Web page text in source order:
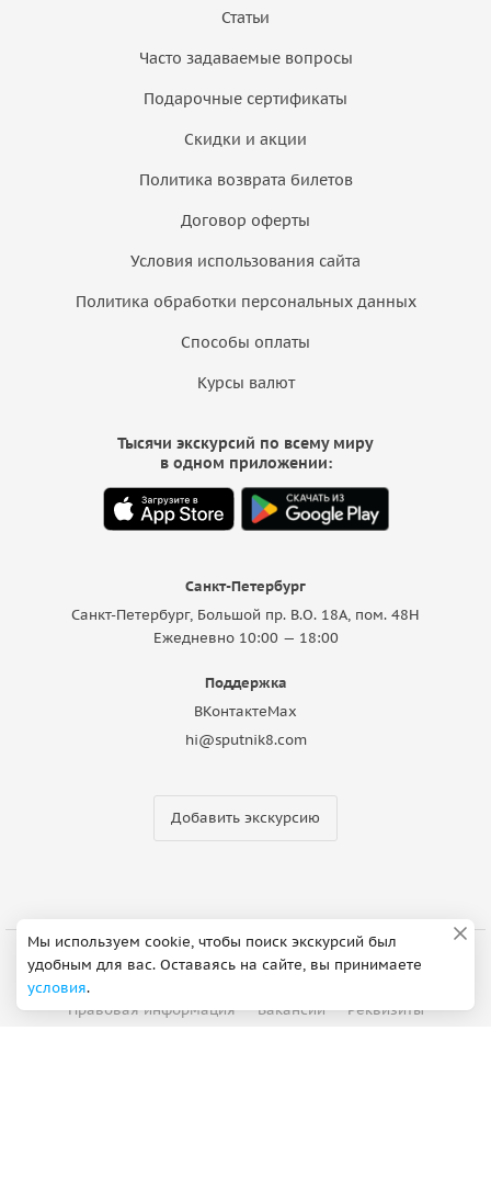
Статьи
Часто задаваемые вопросы
Подарочные сертификаты
Скидки и акции
Политика возврата билетов
Договор оферты
Условия использования сайта
Политика обработки персональных данных
Способы оплаты
Курсы валют
Санкт-Петербург
Санкт-Петербург, Большой пр. В.О. 18A, пом. 48Н
Ежедневно 10:00 — 18:00
Поддержка
ВКонтактеMax
hi@sputnik8.com
Добавить экскурсию
Тысячи экскурсий по всему миру
в одном приложении:
О компании
Партнерская программа
Правовая информация
Вакансии
Реквизиты
Мы используем cookie, чтобы поиск экскурсий был
удобным для вас. Оставаясь на сайте, вы принимаете
условия.